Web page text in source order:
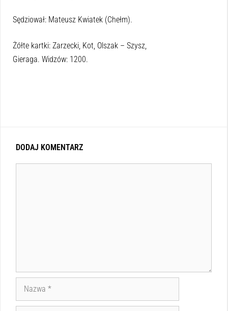
Sędziował: Mateusz Kwiatek (Chełm).
Żółte kartki: Zarzecki, Kot, Olszak – Szysz,
Gieraga. Widzów: 1200.
DODAJ KOMENTARZ